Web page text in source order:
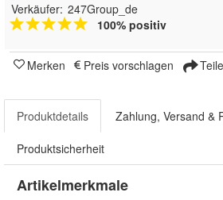
Verkäufer: 247Group_de
100% positiv
Merken Preis vorschlagen
Produktdetails Zahlung, Versand &
Produktsicherheit
Artikelmerkmale